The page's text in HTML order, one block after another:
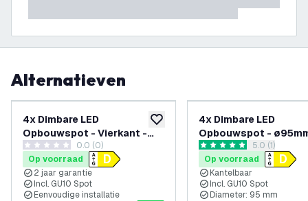
Alternatieven
toevoegen aan verlanglijst
4x Dimbare LED
Opbouwspot - Vierkant -
Wit - 3W - 2700K -
Kantelbaar
0 score sterren0.0 (0)
Op voorraad
2 jaar garantie
Incl. GU10 Spot
Eenvoudige installatie
4x Dimbare LED
Opbouwspot -
Rond - Zwart - 3W -
Kantelbaar
reviews
5 score sterren5.0 (1)
Op voorraad
Kantelbaar
Incl. GU10 Spot
Diameter: 95 mm